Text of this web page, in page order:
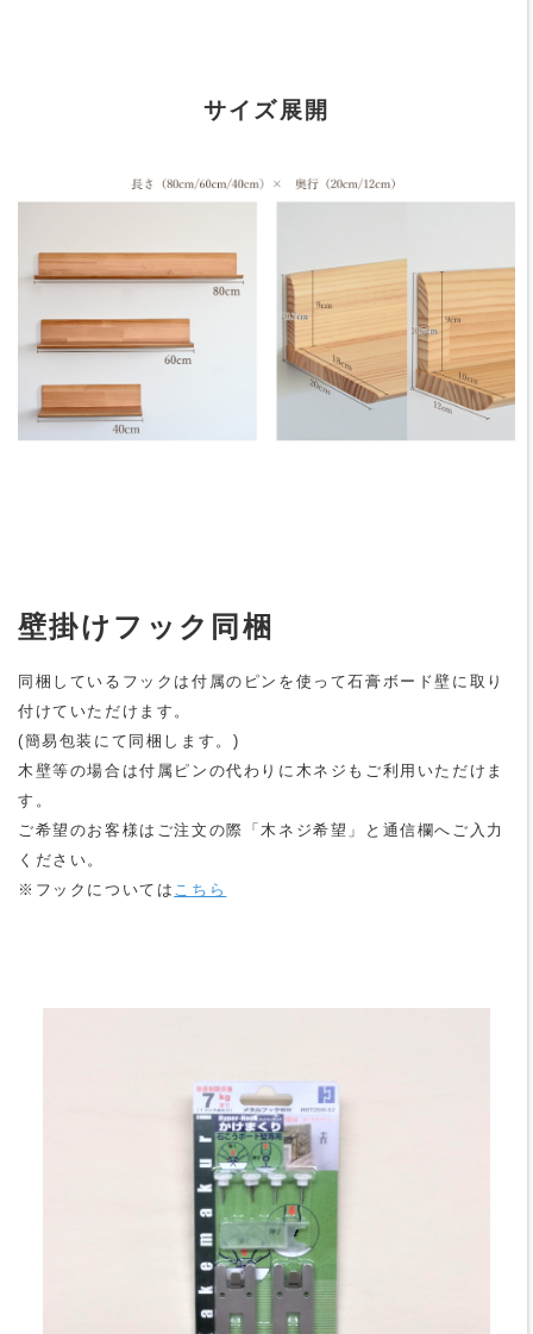
サイズ展開
壁掛けフック同梱
同梱しているフックは付属のピンを使って石膏ボード壁に取り
付けていただけます。
(簡易包装にて同梱します。)
木壁等の場合は付属ピンの代わりに木ネジもご利用いただけま
す。
ご希望のお客様はご注文の際「木ネジ希望」と通信欄へご入力
ください。
※フックについては こちら